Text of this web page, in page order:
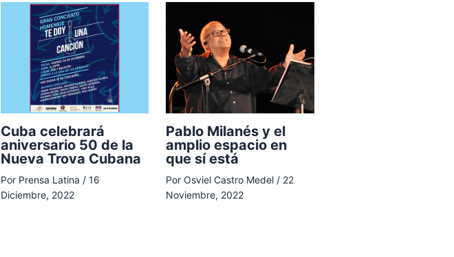
Cuba celebrará
aniversario 50 de la
Nueva Trova Cubana
Por Prensa Latina / 16
Diciembre, 2022
Pablo Milanés y el
amplio espacio en
que sí está
Por Osviel Castro Medel / 22
Noviembre, 2022